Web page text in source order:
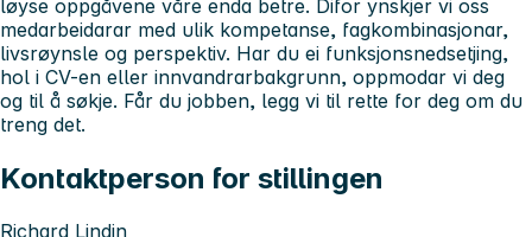
løyse oppgåvene våre enda betre. Difor ynskjer vi oss
medarbeidarar med ulik kompetanse, fagkombinasjonar,
livsrøynsle og perspektiv. Har du ei funksjonsnedsetjing,
hol i CV-en eller innvandrarbakgrunn, oppmodar vi deg
og til å søkje. Får du jobben, legg vi til rette for deg om du
treng det.
Kontaktperson for stillingen
Richard Lindin